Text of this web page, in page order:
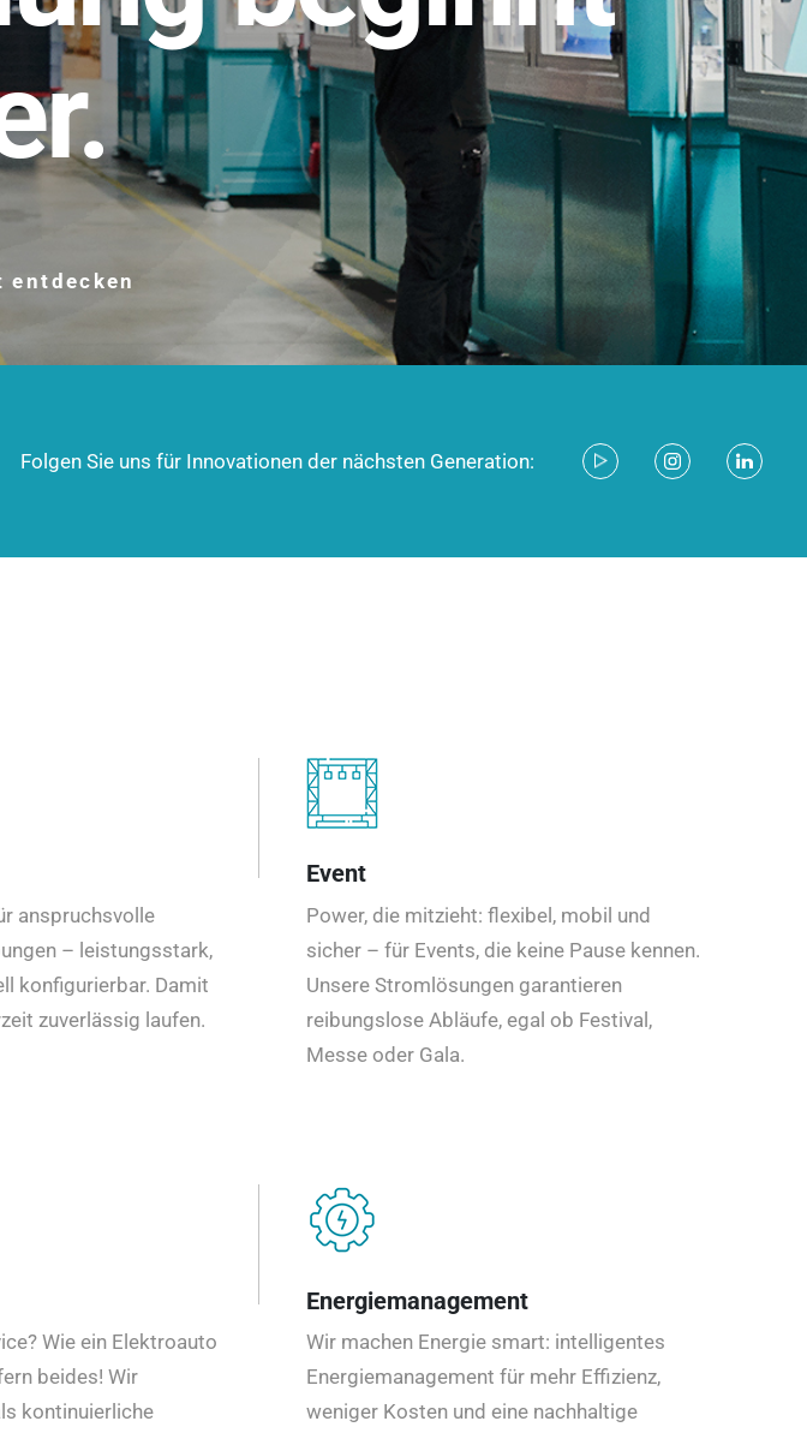
entdecken
Das innovative Stecksystem für industrielle Anwendungen –
robust, IP-geschützt und zukunftsfähig.
Jetzt entdecken
Folgen Sie uns für Innovationen der nächsten Generation:
anspruchsvolle
– leistungsstark,
konfigurierbar. Damit
zuverlässig laufen.
Event
Power, die mitzieht: flexibel, mobil und
sicher – für Events, die keine Pause kennen.
Unsere Stromlösungen garantieren
reibungslose Abläufe, egal ob Festival,
Messe oder Gala.
Wie ein Elektroauto
beides! Wir
kontinuierliche
Energiemanagement
Wir machen Energie smart: intelligentes
Energiemanagement für mehr Effizienz,
weniger Kosten und eine nachhaltige